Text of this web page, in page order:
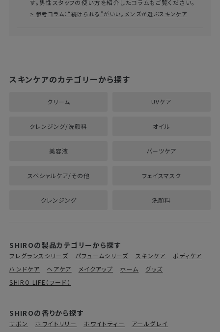
> 参考コラム：“続けられる”がいい。メンズが選ぶスキンケア
スキンケアのカテゴリーから探す
クリーム UVケア
クレンジング/洗顔料 オイル
美容液 パーツケア
スペシャルケア/その他 フェイスマスク
クレンジング 洗顔料
SHIROの製品カテゴリーから探す
フレグランスシリーズ パフュームシリーズ スキンケア
ボディケア
ハンドケア
ヘアケア メイクアップ ホーム
グッズ
SHIRO LIFE（フード）
SHIROの香りから探す
サボン ホワイトリリー ホワイトティー
アールグレイ